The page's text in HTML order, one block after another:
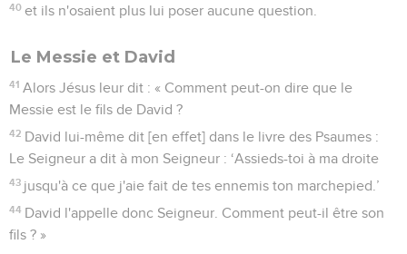
40 et ils n'osaient plus lui poser aucune question.
Le Messie et David
41 Alors Jésus leur dit : « Comment peut-on dire que le
Messie est le fils de David ?
42 David lui-même dit [en effet] dans le livre des Psaumes :
Le Seigneur a dit à mon Seigneur : ‘Assieds-toi à ma droite
43 jusqu'à ce que j'aie fait de tes ennemis ton marchepied.’
44 David l'appelle donc Seigneur. Comment peut-il être son
fils ? »